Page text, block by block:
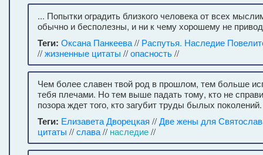
... Попытки оградить близкого человека от всех
обычно и бесполезны, и ни к чему хорошему не
Теги: Оксана Панкеева// Распутья. Наследие
//жизненные цитаты //опасность//
Чем более славен твой род в прошлом, тем больше
тебя плечами. Но тем выше падать тому, кто не
позора ждет того, кто загубит труды былых поколений.
Теги: Елизавета Дворецкая //Две жены для
цитаты //слава// наследие//